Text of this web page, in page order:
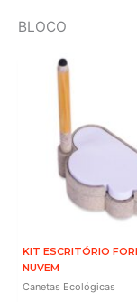
BLOCO
KIT ESCRITÓRIO
NUVEM
Canetas Ecológicas